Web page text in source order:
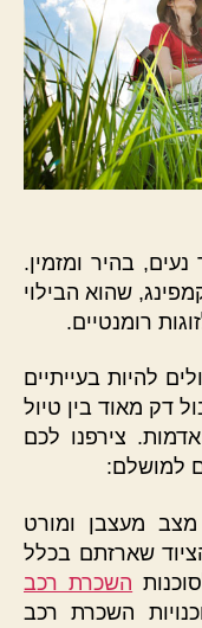
בהיר ומזמין.
שהוא הבילוי
רומנטיים.
להיות בעייתיים
דק מאוד בין טיול
צירפנו לכם
למושלם:
מעצבן ומורט
בדקה ה-90, כי הציוד שארזתם בכלל
השכרת רכב
השכרת רכב